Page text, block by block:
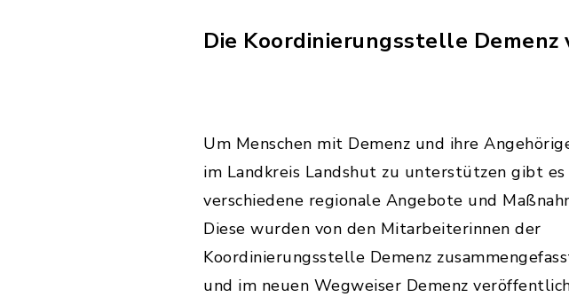
Die Koordinierungsstelle
Um Menschen mit Demenz und ihre
im Landkreis Landshut zu unterstützen gibt es
verschiedene regionale Angebote und
Diese wurden von den Mitarbeiterinnen der
Koordinierungsstelle Demenz
und im neuen Wegweiser Demenz